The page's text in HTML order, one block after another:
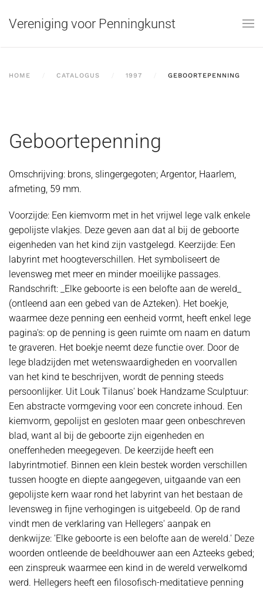
Skip to main content
Vereniging voor Penningkunst
HOME CATALOGUS 1997 GEBOORTEPENNING
Geboortepenning
Omschrijving: brons, slingergegoten; Argentor, Haarlem,
afmeting, 59 mm.
Voorzijde: Een kiemvorm met in het vrijwel lege valk enkele
gepolijste vlakjes. Deze geven aan dat al bij de geboorte
eigenheden van het kind zijn vastgelegd. Keerzijde: Een
labyrint met hoogteverschillen. Het symboliseert de
levensweg met meer en minder moeilijke passages.
Randschrift: _Elke geboorte is een belofte aan de wereld_
(ontleend aan een gebed van de Azteken). Het boekje,
waarmee deze penning een eenheid vormt, heeft enkel lege
pagina's: op de penning is geen ruimte om naam en datum
te graveren. Het boekje neemt deze functie over. Door de
lege bladzijden met wetenswaardigheden en voorvallen
van het kind te beschrijven, wordt de penning steeds
persoonlijker. Uit Louk Tilanus' boek Handzame Sculptuur:
Een abstracte vormgeving voor een concrete inhoud. Een
kiemvorm, gepolijst en gesloten maar geen onbeschreven
blad, want al bij de geboorte zijn eigenheden en
oneffenheden meegegeven. De keerzijde heeft een
labyrintmotief. Binnen een klein bestek worden verschillen
tussen hoogte en diepte aangegeven, uitgaande van een
gepolijste kern waar rond het labyrint van het bestaan de
levensweg in fijne verhogingen is uitgebeeld. Op de rand
vindt men de verklaring van Hellegers' aanpak en
denkwijze: 'Elke geboorte is een belofte aan de wereld.' Deze
woorden ontleende de beeldhouwer aan een Azteeks gebed;
een zinspreuk waarmee een kind in de wereld verwelkomd
werd. Hellegers heeft een filosofisch-meditatieve penning